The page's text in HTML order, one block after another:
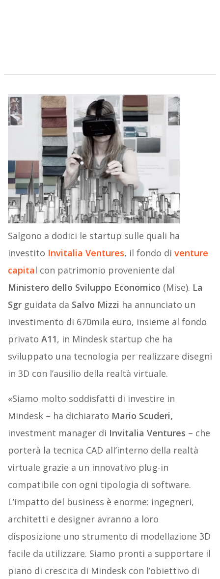
Salgono a dodici le startup sulle quali ha
investito Invitalia Ventures, il fondo di venture
capital con patrimonio proveniente dal
Ministero dello Sviluppo Economico (Mise). La
Sgr guidata da Salvo Mizzi ha annunciato un
investimento di 670mila euro, insieme al fondo
privato A11, in Mindesk startup che ha
sviluppato una tecnologia per realizzare disegni
in 3D con l’ausilio della realtà virtuale.
«Siamo molto soddisfatti di investire in
Mindesk – ha dichiarato Mario Scuderi,
investment manager di Invitalia Ventures – che
porterà la tecnica CAD all’interno della realtà
virtuale grazie a un innovativo plug-in
compatibile con ogni tipologia di software.
L’impatto del business è enorme: ingegneri,
architetti e designer avranno a loro
disposizione uno strumento di modellazione 3D
facile da utilizzare. Siamo pronti a supportare il
piano di crescita di Mindesk con l’obiettivo di